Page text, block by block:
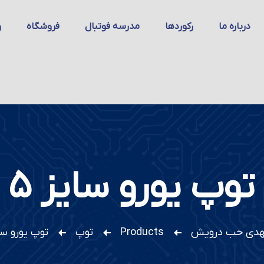
درباره ما رکوردها مدرسه فوتبال فروشگاه
توپ یورو سایز ۵
حب درویش Products توپ توپ یورو